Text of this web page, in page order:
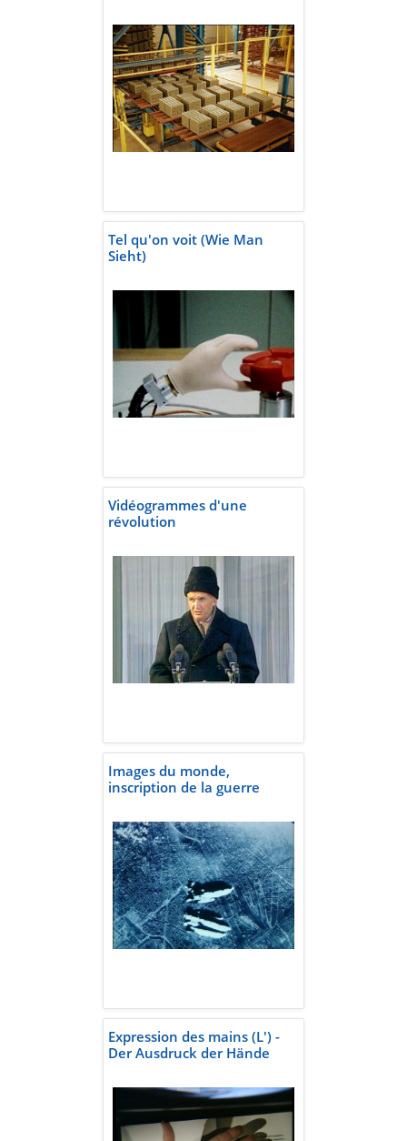
Tel qu'on voit (Wie Man
Sieht)
Vidéogrammes d'une
révolution
Images du monde,
inscription de la guerre
Expression des mains (L') -
Der Ausdruck der Hände